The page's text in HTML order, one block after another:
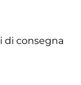
di consegna